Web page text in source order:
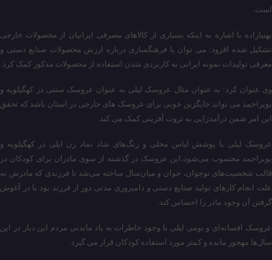
است.
بهنیازاده با اشاره به اینکه بسیاری از کالاهای مصرفی ایرانیان از محصولات خارجی
تشکیل شده افزود: می توان با فرهنگسازی درباره ارزش محصولات صنایع دستی و
معرفی تولیدات نمونه ایرانی به کاربردی شدن استفاده از محصولات مذکور کمک کرد.
وی عنوان کرد: به عنوان مثال عروسک لیلی به عنوان عروسک سنتی در کهگیلویه و
بویراحمد می تواند جایگزین خوبی برای عروسک های خارجی در استان باشد که تحقق
این امر ضمن درآمدزایی به ثروت آفرینی کمک می کند.
عروسک لیلی با پوشش لباس محلی و رنگ‌های شاد نماد زن ایلی در کهگیلویه و
بویراحمد محسوب می‌شود،این عروسک در گذشته‌ از سوی مادران برای کودکان در
قالب‌ شخصیت‌های نوجوان، جوان و میان‌سال ساخته می‌شد تا فرزندی که مادرش به
علت انجام کارهای تولید صنایع دستی و دامپروری مدتی دور از فرزند بود با در آغوش
گرفتن آن وجود مادر را احساس کند.
عروسک افسانه‌ای و بومی لیلی با وجود خاطرات به یاد ماندنی مردم این دیار در این
سال‌ها مهجور مانده و کمتر مورد استفاده کودکان قرار می گیرد.